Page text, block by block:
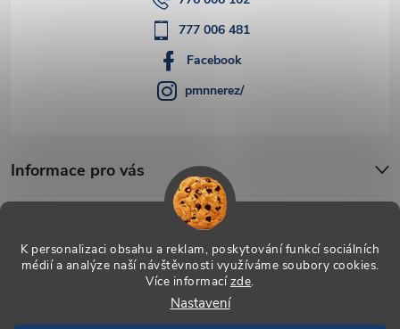
K personalizaci obsahu a reklam, poskytování funkcí sociálních
médií a analýze naší návštěvnosti využíváme soubory cookies.
Více informacízde.
Nastavení
777 006 481
Facebook
pmnnerez/
Informace pro vás
PMN-nerez. Všechna práva vyhrazena.
nastavení cookies